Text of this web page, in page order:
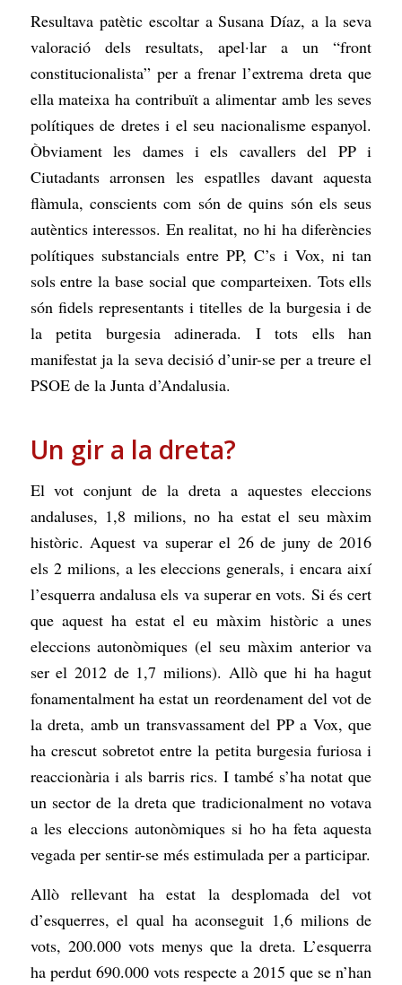
Resultava patètic escoltar a Susana Díaz, a la seva
valoració dels resultats, apel·lar a un “front
constitucionalista” per a frenar l’extrema dreta que
ella mateixa ha contribuït a alimentar amb les seves
polítiques de dretes i el seu nacionalisme espanyol.
Òbviament les dames i els cavallers del PP i
Ciutadants arronsen les espatlles davant aquesta
flàmula, conscients com són de quins són els seus
autèntics interessos. En realitat, no hi ha diferències
polítiques substancials entre PP, C’s i Vox, ni tan
sols entre la base social que comparteixen. Tots ells
són fidels representants i titelles de la burgesia i de
la petita burgesia adinerada. I tots ells han
manifestat ja la seva decisió d’unir-se per a treure el
PSOE de la Junta d’Andalusia.
Un gir a la dreta?
El vot conjunt de la dreta a aquestes eleccions
andaluses, 1,8 milions, no ha estat el seu màxim
històric. Aquest va superar el 26 de juny de 2016
els 2 milions, a les eleccions generals, i encara així
l’esquerra andalusa els va superar en vots. Si és cert
que aquest ha estat el eu màxim històric a unes
eleccions autonòmiques (el seu màxim anterior va
ser el 2012 de 1,7 milions). Allò que hi ha hagut
fonamentalment ha estat un reordenament del vot de
la dreta, amb un transvassament del PP a Vox, que
ha crescut sobretot entre la petita burgesia furiosa i
reaccionària i als barris rics. I també s’ha notat que
un sector de la dreta que tradicionalment no votava
a les eleccions autonòmiques si ho ha feta aquesta
vegada per sentir-se més estimulada per a participar.
Allò rellevant ha estat la desplomada del vot
d’esquerres, el qual ha aconseguit 1,6 milions de
vots, 200.000 vots menys que la dreta. L’esquerra
ha perdut 690.000 vots respecte a 2015 que se n’han